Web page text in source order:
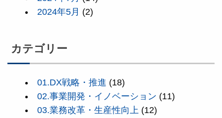
2024年5月 (2)
カテゴリー
01.DX戦略・推進 (18)
02.事業開発・イノベーション (11)
03.業務改革・生産性向上 (12)